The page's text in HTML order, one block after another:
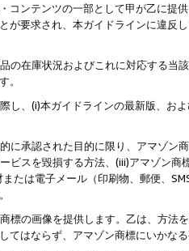
コンテンツの一部として甲が乙に提
が要求され、本ガイドラインに違反
の在庫状況およびこれに対応する
。
し、(i)本ガイドラインの最新版、お
に承認された目的に限り、アマゾン
ビスを毀損する方法、(iii)アマゾン
たは電子メール（印刷物、郵便、
標の画像を提供します。乙は、方
てはならず、アマゾン商標にいかな